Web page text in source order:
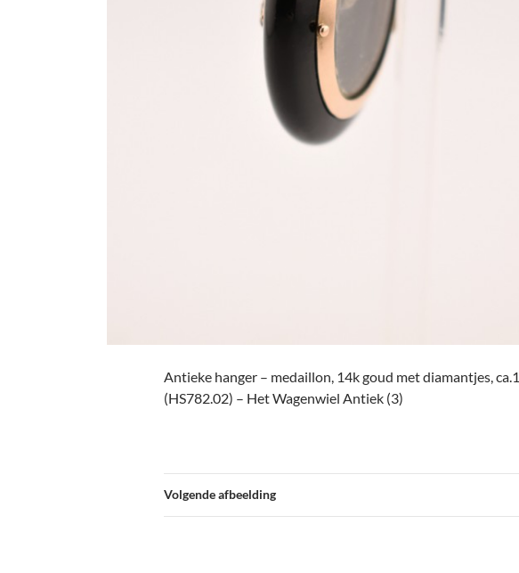
Antieke hanger – medaillon, 14k goud met diamantjes,
(HS782.02) – Het Wagenwiel Antiek (3)
Volgende afbeelding